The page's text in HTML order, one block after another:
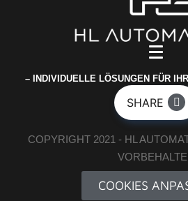
– INDIVIDUELLE LÖSUNGEN FÜR
SHARE
COPYRIGHT 2021 - HL
COOKIES